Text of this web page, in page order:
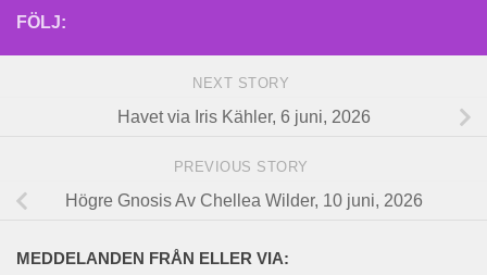
FÖLJ:
NEXT STORY
Havet via Iris Kähler, 6 juni, 2026
PREVIOUS STORY
Högre Gnosis Av Chellea Wilder, 10 juni, 2026
MEDDELANDEN FRÅN ELLER VIA: